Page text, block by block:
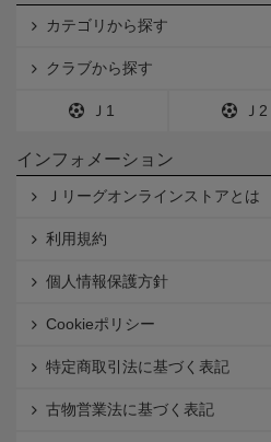
カテゴリから探す
クラブから探す
Ｊ1 Ｊ2
インフォメーション
Ｊリーグオンラインストアとは
利用規約
個人情報保護方針
Cookieポリシー
特定商取引法に基づく表記
古物営業法に基づく表記